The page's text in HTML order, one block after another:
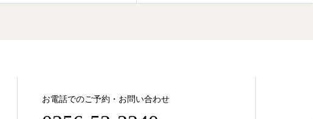
お電話でのご予約・お問い合わせ